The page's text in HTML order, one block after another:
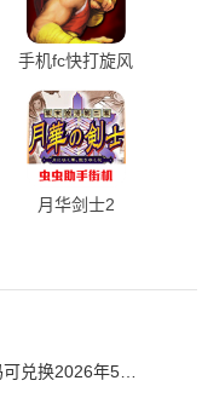
手机fc快打旋风
v3.2.6 最新版
月华剑士2
新世界狂欢兑换码2026-新世界狂欢虚宝码可兑换2026年5月最新